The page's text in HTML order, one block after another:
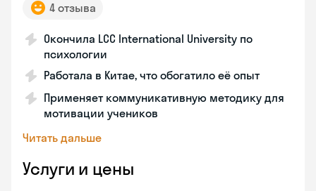
4 отзыва
Окончила LCC International University по
психологии
Работала в Китае, что обогатило её опыт
Применяет коммуникативную методику для
мотивации учеников
Читать дальше
Услуги и цены